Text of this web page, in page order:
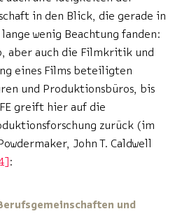
in den Blick, die gerade in
wenig Beachtung fanden:
aber auch die Filmkritik und
eines Films beteiligten
und Produktionsbüros, bis
greift hier auf die
zurück (im
John T. Caldwell
:
und